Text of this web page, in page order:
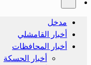
مدخل
أخبار القامشلي
أخبار المحافظات
أخبار الحسكة